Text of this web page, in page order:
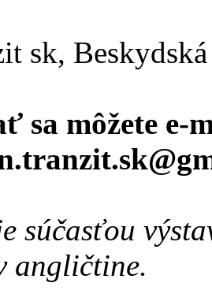
sk,
sa môžete e-
súčasťou
angličtine.